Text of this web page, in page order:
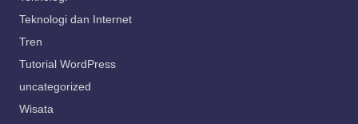
Teknologi dan Internet
Tren
Tutorial WordPress
uncategorized
Wisata